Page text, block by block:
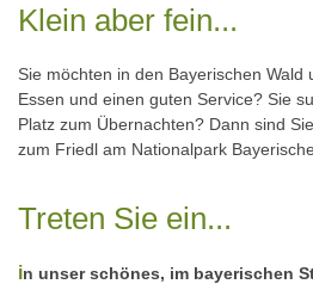
Klein aber fein...
Sie möchten in den Bayerischen Wald
Essen und einen guten Service? Sie
Platz zum Übernachten? Dann sind
zum Friedl am Nationalpark
Treten Sie ein...
in unser schönes, im bayerischen